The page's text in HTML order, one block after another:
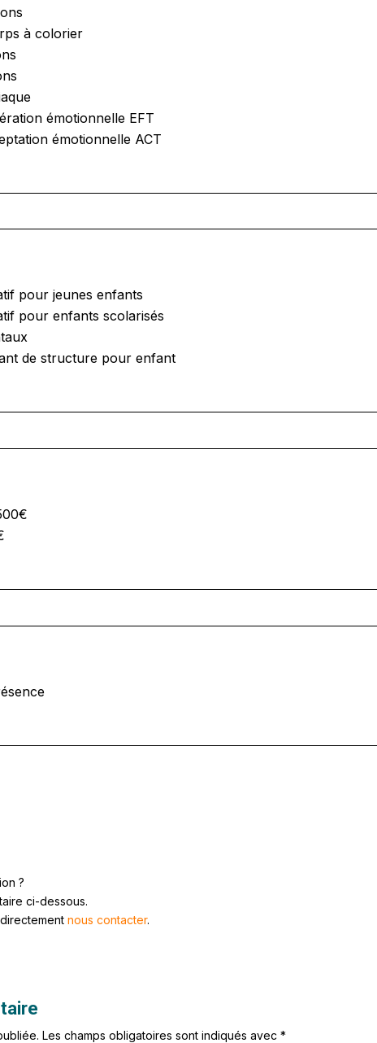
à colorier
émotionnelle EFT
émotionnelle ACT
pour jeunes enfants
pour enfants scolarisés
de structure pour enfant
?
ci-dessous.
nous contacter.
Les champs obligatoires sont indiqués avec*